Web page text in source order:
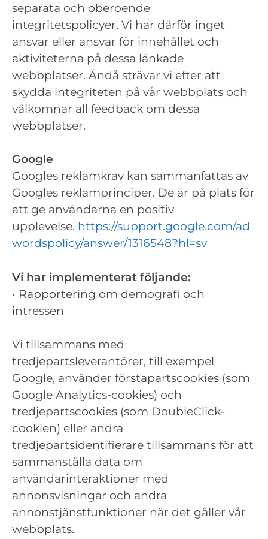
separata och oberoende
integritetspolicyer. Vi har därför inget
ansvar eller ansvar för innehållet och
aktiviteterna på dessa länkade
webbplatser. Ändå strävar vi efter att
skydda integriteten på vår webbplats och
välkomnar all feedback om dessa
webbplatser.
Google
Googles reklamkrav kan sammanfattas av
Googles reklamprinciper. De är på plats för
att ge användarna en positiv
upplevelse. https://support.google.com/ad
wordspolicy/answer/1316548?hl=sv
Vi har implementerat följande:
• Rapportering om demografi och
intressen
Vi tillsammans med
tredjepartsleverantörer, till exempel
Google, använder förstapartscookies (som
Google Analytics-cookies) och
tredjepartscookies (som DoubleClick-
cookien) eller andra
tredjepartsidentifierare tillsammans för att
sammanställa data om
användarinteraktioner med
annonsvisningar och andra
annonstjänstfunktioner när det gäller vår
webbplats.